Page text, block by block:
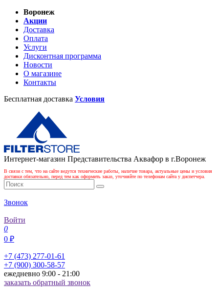
Воронеж
Акции
Доставка
Оплата
Услуги
Дисконтная программа
Новости
О магазине
Контакты
Бесплатная доставка Условия
Интернет-магазин Представительства Аквафор в г.Воронеж
В связи с тем, что на сайте ведутся технические работы, наличие товара, актуальные цены и условия
доставки обязательно, перед тем как оформить заказ, уточняйте по телефонам сайта у диспетчера.
Звонок
Войти
0
0 ₽
+7 (473) 277-01-61
+7 (900) 300-58-57
ежедневно 9:00 - 21:00
заказать обратный звонок